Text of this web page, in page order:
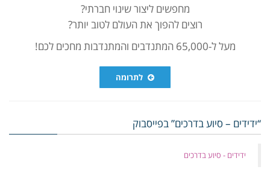
מחפשים ליצור שינוי חברתי?
רוצים להפוך את העולם לטוב יותר?
מעל ל-65,000 המתנדבים והמתנדבות מחכים לכם!
לתרומה
“ידידים – סיוע בדרכים” בפייסבוק
‏ידידים - סיוע בדרכים